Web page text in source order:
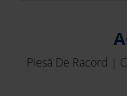
Piesă De Racord |